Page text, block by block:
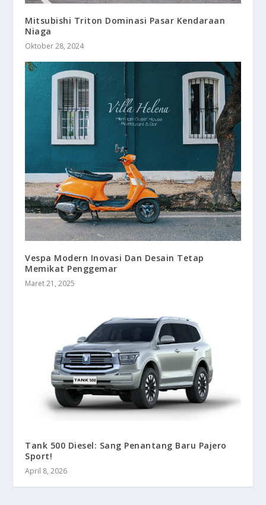
Mitsubishi Triton Dominasi Pasar Kendaraan
Niaga
Oktober 28, 2024
Vespa Modern Inovasi Dan Desain Tetap
Memikat Penggemar
Maret 21, 2025
Tank 500 Diesel: Sang Penantang Baru Pajero
Sport!
April 8, 2026